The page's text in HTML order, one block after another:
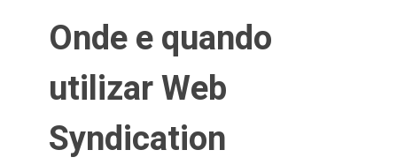
Onde e quando
utilizar Web
Syndication